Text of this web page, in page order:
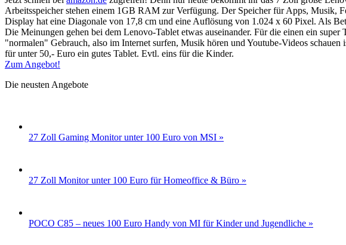
Arbeitsspeicher stehen einem 1GB RAM zur Verfügung. Der Speicher für Apps, Musik,
Display hat eine Diagonale von 17,8 cm und eine Auflösung von 1.024 x 60 Pixel. Als
Die Meinungen gehen bei dem Lenovo-Tablet etwas auseinander. Für die einen ein
"normalen" Gebrauch, also im Internet surfen, Musik hören und Youtube-Videos
für unter 50,- Euro ein gutes Tablet. Evtl. eins für die Kinder.
Zum Angebot!
Die neusten Angebote
27 Zoll Gaming Monitor unter 100 Euro von MSI »
27 Zoll Monitor unter 100 Euro für Homeoffice & Büro »
POCO C85 – neues 100 Euro Handy von MI für Kinder und Jugendliche »